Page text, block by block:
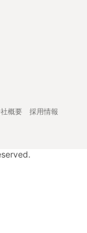
概要
採用情報